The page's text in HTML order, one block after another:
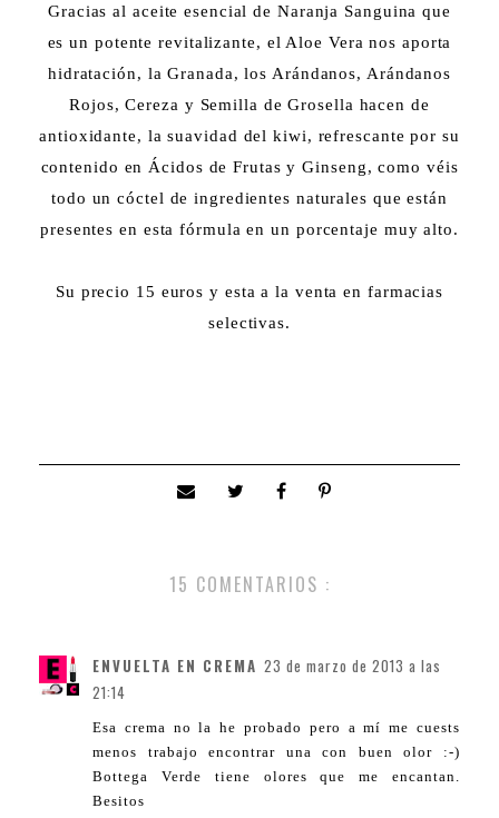
Gracias al aceite esencial de Naranja Sanguina que
es un potente revitalizante, el Aloe Vera nos aporta
hidratación, la Granada, los Arándanos, Arándanos
Rojos, Cereza y Semilla de Grosella hacen de
antioxidante, la suavidad del kiwi, refrescante por su
contenido en Ácidos de Frutas y Ginseng, como véis
todo un cóctel de ingredientes naturales que están
presentes en esta fórmula en un porcentaje muy alto.
Su precio 15 euros y esta a la venta en farmacias
selectivas.
15 COMENTARIOS :
ENVUELTA EN CREMA 23 de marzo de 2013 a las
21:14
Esa crema no la he probado pero a mí me cuests
menos trabajo encontrar una con buen olor :-)
Bottega Verde tiene olores que me encantan.
Besitos